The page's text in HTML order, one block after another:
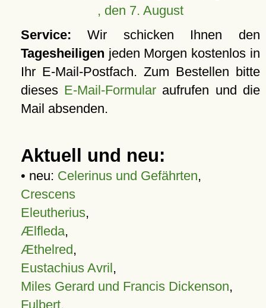
, den 7. August
Service: Wir schicken Ihnen den
Tagesheiligen jeden Morgen kostenlos in
Ihr E-Mail-Postfach. Zum Bestellen bitte
dieses E-Mail-Formular aufrufen und die
Mail absenden.
Aktuell und neu:
• neu: Celerinus und Gefährten,
Crescens
Eleutherius,
Ælfleda,
Æthelred,
Eustachius Avril,
Miles Gerard und Francis Dickenson,
Fulbert,